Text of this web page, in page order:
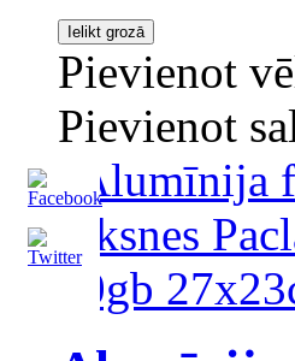
Pievienot
Pievienot